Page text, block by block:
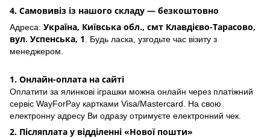
4. Самовивіз із нашого складу — безкоштовно
Адреса: Україна, Київська обл., смт Клавдієво-Тарасово,
вул. Успенська, 1
. Будь ласка, узгодьте час візиту з
менеджером.
1. Онлайн-оплата на сайті
Оплатити за ялинкові іграшки можна онлайн через платіжний
сервіс WayForPay картками Visa/Mastercard. На свою
електронну адресу Ви одразу отримуєте електронний чек.
2. Післяплата у відділенні «Нової пошти»